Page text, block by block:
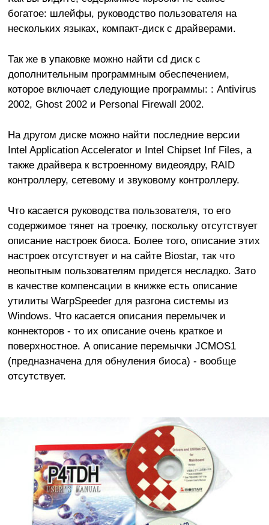
богатое: шлейфы, руководство пользователя на
нескольких языках, компакт-диск с драйверами.
Так же в упаковке можно найти cd диск с
дополнительным программным обеспечением,
которое включает следующие программы: : Antivirus
2002, Ghost 2002 и Personal Firewall 2002.
На другом диске можно найти последние версии
Intel Application Accelerator и Intel Chipset Inf Files, а
также драйвера к встроенному видеоядру, RAID
контроллеру, сетевому и звуковому контроллеру.
Что касается руководства пользователя, то его
содержимое тянет на троечку, поскольку отсутствует
описание настроек биоса. Более того, описание этих
настроек отсутствует и на сайте Biostar, так что
неопытным пользователям придется несладко. Зато
в качестве компенсации в книжке есть описание
утилиты WarpSpeeder для разгона системы из
Windows. Что касается описания перемычек и
коннекторов - то их описание очень краткое и
поверхностное. А описание перемычки JCMOS1
(предназначена для обнуления биоса) - вообще
отсутствует.